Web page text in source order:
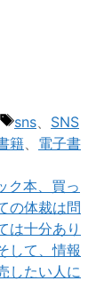
タ
グ
sns
SNS
籍
電子書
ク本、買っ
の体裁は問
は十分あり
して、情報
したい人に